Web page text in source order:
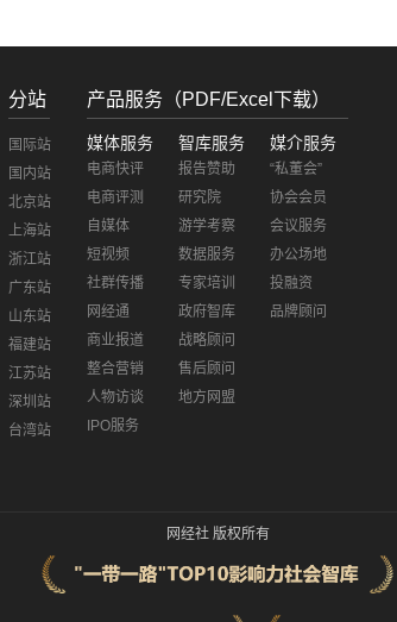
分站
国际站
国内站
北京站
上海站
浙江站
广东站
山东站
福建站
江苏站
深圳站
台湾站
产品服务（PDF/Excel下载）
媒体服务
电商快评
电商评测
自媒体
短视频
社群传播
网经通
商业报道
整合营销
人物访谈
IPO服务
智库服务
报告赞助
研究院
游学考察
数据服务
专家培训
政府智库
战略顾问
售后顾问
地方网盟
媒介服务
“私董会”
协会会员
会议服务
办公场地
投融资
品牌顾问
网经社 版权所有